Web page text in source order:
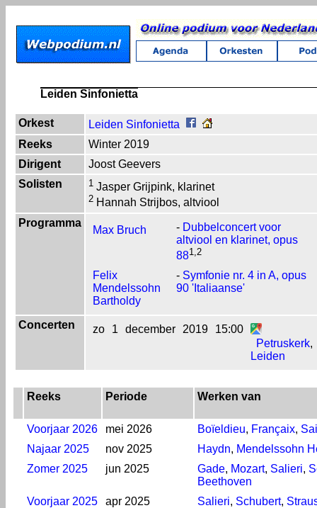
Leiden Sinfonietta
Orkest
Leiden Sinfonietta
Reeks
Winter 2019
Dirigent
Joost Geevers
Solisten
1 Jasper Grijpink, klarinet
2 Hannah Strijbos, altviool
Programma
Max Bruch - Dubbelconcert voor
altviool en klarinet, opus
881,2
Felix
Mendelssohn
Bartholdy
- Symfonie nr. 4 in A, opus
90 'Italiaanse'
Concerten zo 1 december 2019
15:00
Petruskerk,
Leiden
Reeks Periode Werken van
Voorjaar 2026 mei 2026 Boïeldieu, Françaix,
Najaar 2025
nov 2025 Haydn, Mendelssohn
Zomer 2025
jun 2025 Gade, Mozart, Salieri,
Beethoven
Voorjaar 2025
apr 2025 Salieri, Schubert,